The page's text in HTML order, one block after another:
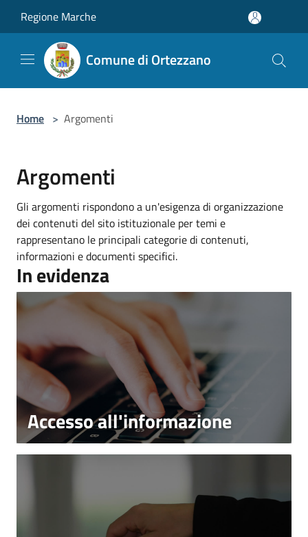
Regione Marche
Comune di Ortezzano
Home > Argomenti
Argomenti
Gli argomenti rispondono a un'esigenza di organizzazione
dei contenuti del sito istituzionale per temi e
rappresentano le principali categorie di contenuti,
informazioni e documenti specifici.
In evidenza
Accesso all'informazione